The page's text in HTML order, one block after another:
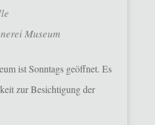
Museum
ist Sonntags geöffnet. Es
zur Besichtigung der